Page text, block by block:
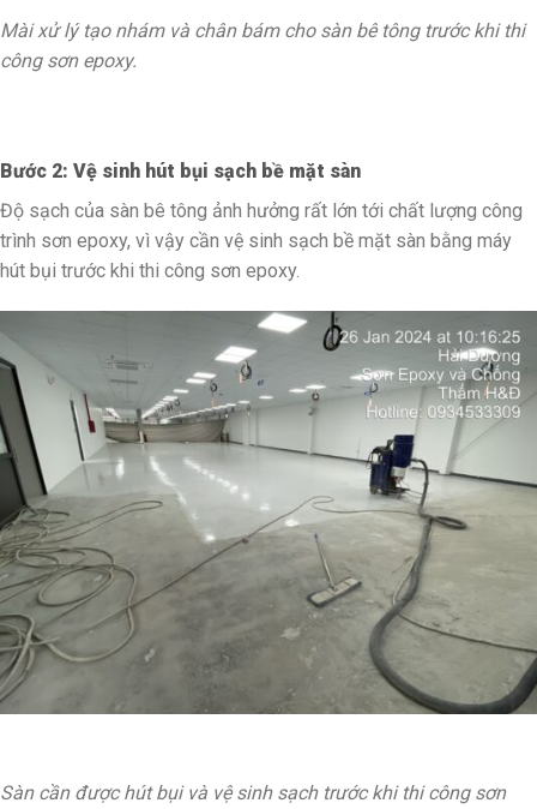
Mài xử lý tạo nhám và chân bám cho sàn bê tông trước khi thi
công sơn epoxy.
Bước 2: Vệ sinh hút bụi sạch bề mặt sàn
Độ sạch của sàn bê tông ảnh hưởng rất lớn tới chất lượng công
trình sơn epoxy, vì vậy cần vệ sinh sạch bề mặt sàn bằng máy
hút bụi trước khi thi công sơn epoxy.
Sàn cần được hút bụi và vệ sinh sạch trước khi thi công sơn